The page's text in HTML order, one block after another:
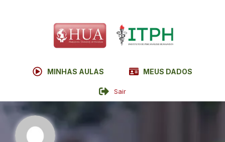
MINHAS AULAS MEUS DADOS
Sair